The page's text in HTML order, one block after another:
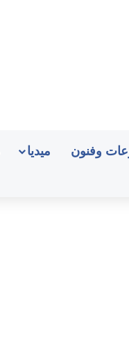
وفنون ميديا